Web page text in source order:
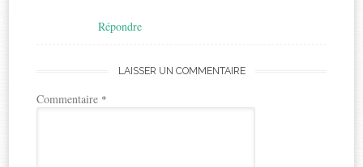
Répondre
LAISSER UN COMMENTAIRE
Commentaire *